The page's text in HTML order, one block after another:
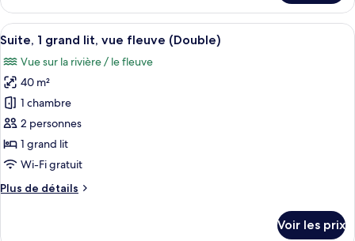
le
type
de
Chambre
Familiale
Afficher
toutes
les
photos
pour
ce
type
de
chambre :
Suite,
Une chambre d’hôtel avec un
5
Suite, 1 grand lit, vue fleuve (Double)
Vue sur la rivière / le fleuve
40 m²
1 chambre
2 personnes
1 grand lit
Wi-Fi gratuit
Plus de détails
Plus
Voir les prix